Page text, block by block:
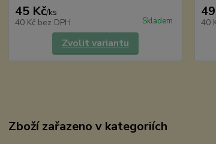
45 Kč/ks
40 Kč bez DPH Skladem
Zvolit variantu
40
Zboží zařazeno v kategoriích